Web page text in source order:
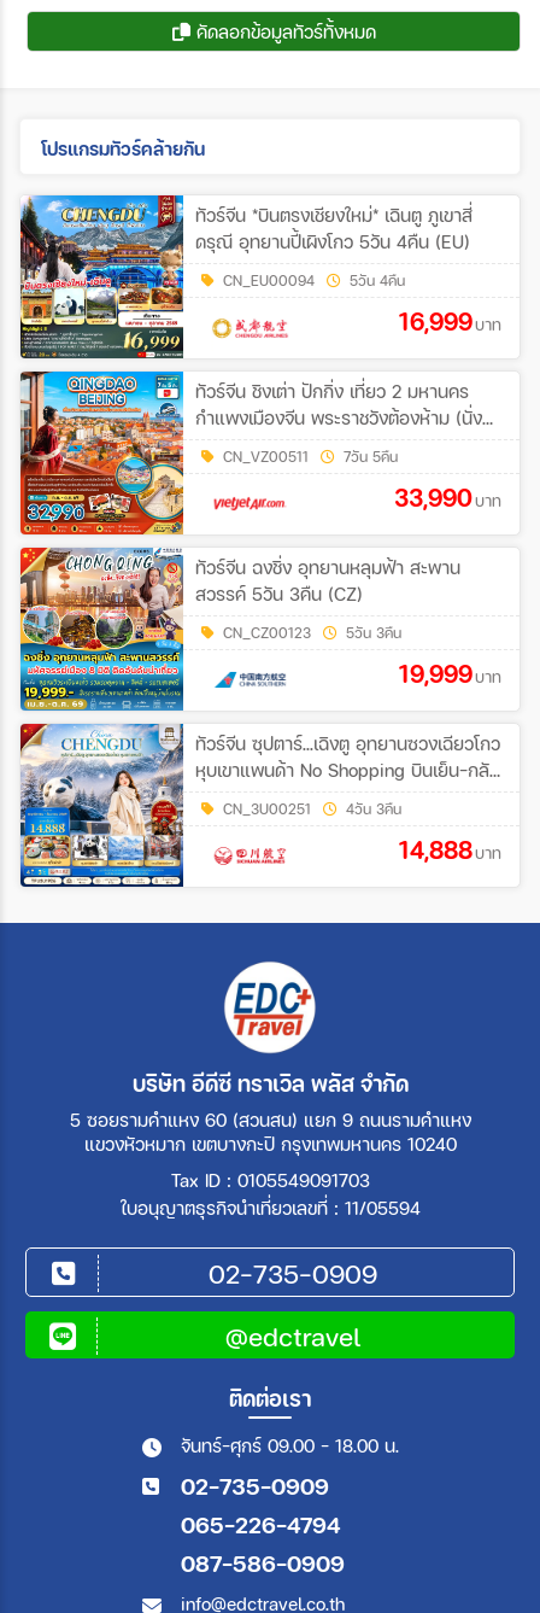
คัดลอกข้อมูลทัวร์ทั้งหมด
โปรแกรมทัวร์คล้ายกัน
ทัวร์จีน *บินตรงเชียงใหม่* เฉินตู ภูเขาสี่
ดรุณี อุทยานปี้เผิงโกว 5วัน 4คืน (EU)
CN_EU00094 5วัน 4คืน
16,999บาท
ทัวร์จีน ชิงเต่า ปักกิ่ง เที่ยว 2 มหานคร
กำแพงเมืองจีน พระราชวังต้องห้าม (นั่ง
รถไฟความเร็วสูง) 7วัน 5คืน (VZ)
CN_VZ00511 7วัน 5คืน
33,990บาท
ทัวร์จีน ฉงชิ่ง อุทยานหลุมฟ้า สะพาน
สวรรค์ 5วัน 3คืน (CZ)
CN_CZ00123 5วัน 3คืน
19,999บาท
ทัวร์จีน ซุปตาร์...เฉิงตู อุทยานซวงเฉียวโกว
หุบเขาแพนด้า No Shopping บินเย็น-กลับ
บ่าย 4วัน 3คืน (3U)
CN_3U00251 4วัน 3คืน
14,888บาท
บริษัท อีดีซี ทราเวิล พลัส จำกัด
5 ซอยรามคำแหง 60 (สวนสน) แยก 9 ถนนรามคำแหง
แขวงหัวหมาก เขตบางกะปิ กรุงเทพมหานคร 10240
Tax ID : 0105549091703
ใบอนุญาตธุรกิจนำเที่ยวเลขที่ : 11/05594
02-735-0909
@edctravel
ติดต่อเรา
จันทร์-ศุกร์ 09.00 - 18.00 น.
02-735-0909
065-226-4794
087-586-0909
info@edctravel.co.th